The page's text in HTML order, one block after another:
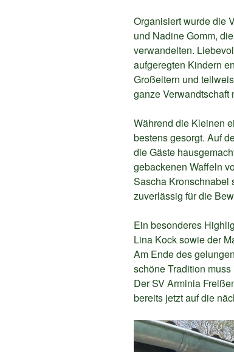
Organisiert wurde die
und Nadine Gomm,
verwandelten.
aufgeregten Kindern
Großeltern und
ganze Verwandtschaft
Während die Kleinen
bestens gesorgt. Auf
die Gäste
gebackenen Waffeln
Sascha Kronschnabel
zuverlässig für die
Ein besonderes
Lina Kock sowie der
Am Ende des
schöne Tradition
Der SV Arminia
bereits jetzt auf die